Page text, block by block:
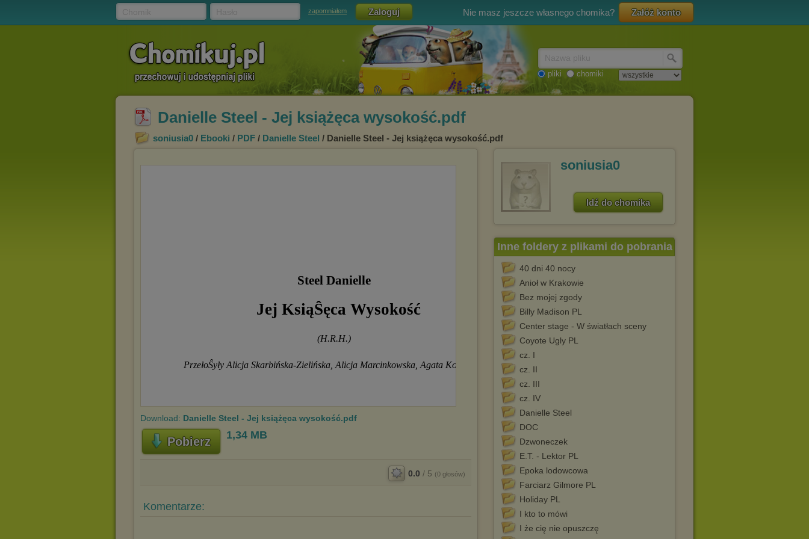
zapomniałem Nie masz jeszcze własnego chomika? Załóż konto
pliki chomiki
Danielle Steel - Jej książęca wysokość.pdf
soniusia0 / Ebooki / PDF / Danielle Steel / Danielle Steel - Jej książęca wysokość.pdf
Download: Danielle Steel - Jej książęca wysokość.pdf
Pobierz 1,34 MB
0.0 / 5 (0 głosów)
Komentarze:
soniusia0
Idź do chomika
Inne foldery z plikami do pobrania
40 dni 40 nocy
Anioł w Krakowie
Bez mojej zgody
Billy Madison PL
Center stage - W światłach sceny
Coyote Ugly PL
cz. I
cz. II
cz. III
cz. IV
Danielle Steel
DOC
Dzwoneczek
E.T. - Lektor PL
Epoka lodowcowa
Farciarz Gilmore PL
Holiday PL
I kto to mówi
I że cię nie opuszczę